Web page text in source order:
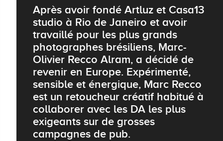
Après avoir fondé Artluz et Casa13
studio à Rio de Janeiro et avoir
travaillé pour les plus grands
photographes brésiliens, Marc-
Olivier Recco Alram, a décidé de
revenir en Europe. Expérimenté,
sensible et énergique, Marc Recco
est un retoucheur créatif habitué à
collaborer avec les DA les plus
exigeants sur de grosses
campagnes de pub.